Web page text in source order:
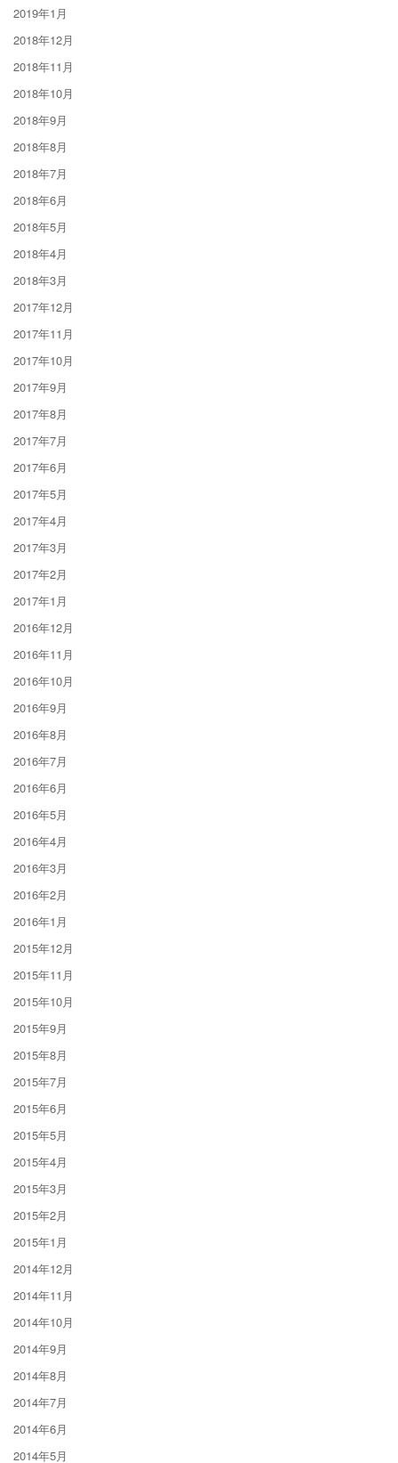
2019年1月
2018年12月
2018年11月
2018年10月
2018年9月
2018年8月
2018年7月
2018年6月
2018年5月
2018年4月
2018年3月
2017年12月
2017年11月
2017年10月
2017年9月
2017年8月
2017年7月
2017年6月
2017年5月
2017年4月
2017年3月
2017年2月
2017年1月
2016年12月
2016年11月
2016年10月
2016年9月
2016年8月
2016年7月
2016年6月
2016年5月
2016年4月
2016年3月
2016年2月
2016年1月
2015年12月
2015年11月
2015年10月
2015年9月
2015年8月
2015年7月
2015年6月
2015年5月
2015年4月
2015年3月
2015年2月
2015年1月
2014年12月
2014年11月
2014年10月
2014年9月
2014年8月
2014年7月
2014年6月
2014年5月